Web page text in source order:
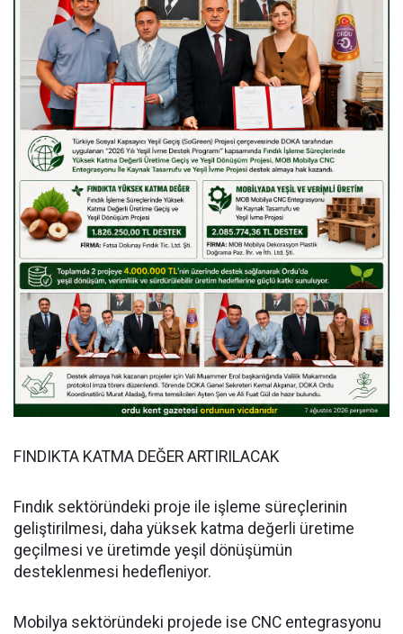
FINDIKTA KATMA DEĞER ARTIRILACAK
Fındık sektöründeki proje ile işleme süreçlerinin
geliştirilmesi, daha yüksek katma değerli üretime
geçilmesi ve üretimde yeşil dönüşümün
desteklenmesi hedefleniyor.
Mobilya sektöründeki projede ise CNC entegrasyonu